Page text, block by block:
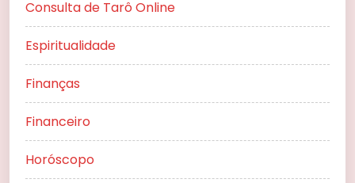
Consulta de Tarô Online
Espiritualidade
Finanças
Financeiro
Horóscopo